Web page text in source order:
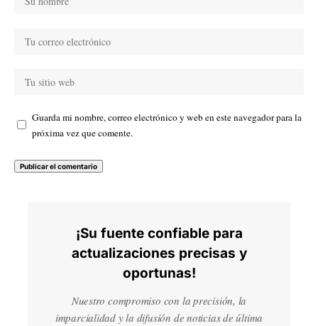
Guarda mi nombre, correo electrónico y web en este navegador para la
próxima vez que comente.
¡Su fuente confiable para
actualizaciones precisas y
oportunas!
Nuestro compromiso con la precisión, la
imparcialidad y la difusión de noticias de última